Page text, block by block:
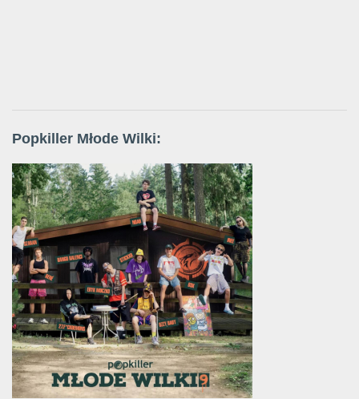
Popkiller Młode Wilki: